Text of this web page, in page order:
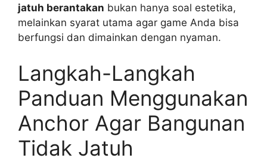
jatuh berantakan bukan hanya soal estetika,
melainkan syarat utama agar game Anda bisa
berfungsi dan dimainkan dengan nyaman.
Langkah-Langkah
Panduan Menggunakan
Anchor Agar Bangunan
Tidak Jatuh